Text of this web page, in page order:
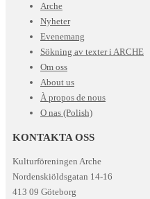
Arche
Nyheter
Evenemang
Sökning av texter i ARCHE
Om oss
About us
À propos de nous
O nas (Polish)
KONTAKTA OSS
Kulturföreningen Arche
Nordenskiöldsgatan 14-16
413 09 Göteborg